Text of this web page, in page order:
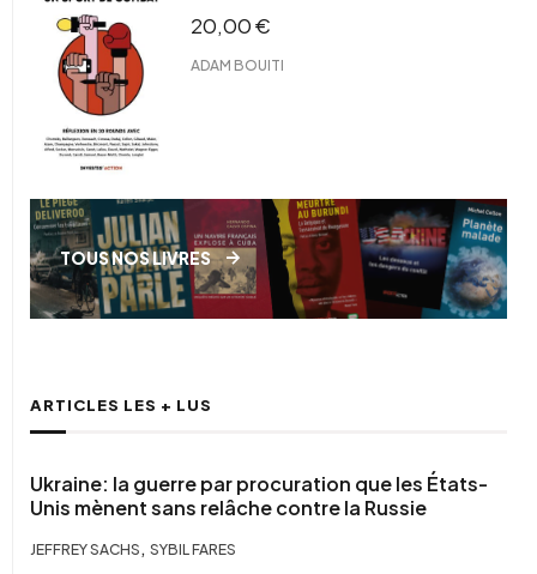
20,00€
ADAM BOUITI
TOUS NOS LIVRES
ARTICLES LES + LUS
Ukraine: la guerre par procuration que les États-
Unis mènent sans relâche contre la Russie
JEFFREY SACHS , SYBIL FARES